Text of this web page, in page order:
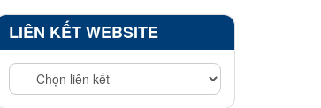
LIÊN KẾT WEBSITE